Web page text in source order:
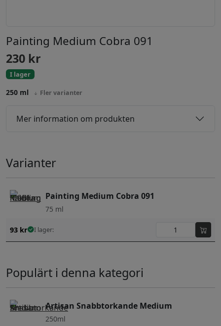
Painting Medium Cobra 091
230 kr
I lager
250 ml Fler varianter
Mer information om produkten
Varianter
Painting Medium Cobra 091
75 ml
93 kr I lager:
Populärt i denna kategori
Artisan Snabbtorkande Medium
250ml